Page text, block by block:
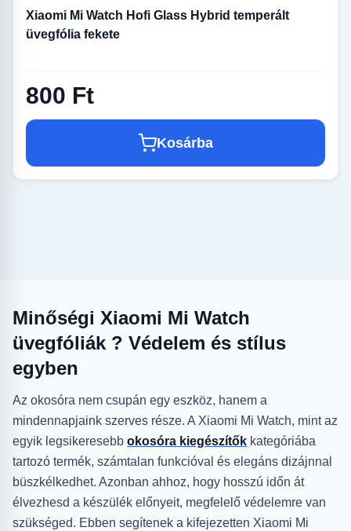
Xiaomi Mi Watch Hofi Glass Hybrid temperált
üvegfólia fekete
800 Ft
Kosárba
Minőségi Xiaomi Mi Watch
üvegfóliák ? Védelem és stílus
egyben
Az okosóra nem csupán egy eszköz, hanem a
mindennapjaink szerves része. A Xiaomi Mi Watch, mint az
egyik legsikeresebb okosóra kiegészítők kategóriába
tartozó termék, számtalan funkcióval és elegáns dizájnnal
büszkélkedhet. Azonban ahhoz, hogy hosszú időn át
élvezhesd a készülék előnyeit, megfelelő védelemre van
szükséged. Ebben segítenek a kifejezetten Xiaomi Mi